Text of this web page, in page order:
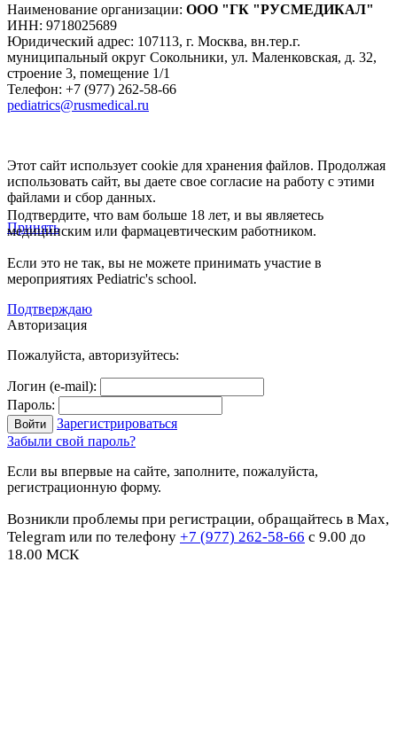
Наименование организации: ООО "ГК "РУСМЕДИКАЛ"
ИНН: 9718025689
Юридический адрес: 107113, г. Москва, вн.тер.г.
муниципальный округ Сокольники, ул. Маленковская, д. 32,
строение 3, помещение 1/1
Телефон: +7 (977) 262-58-66
pediatrics@rusmedical.ru
Этот сайт использует cookie для хранения файлов. Продолжая
использовать сайт, вы даете свое согласие на работу с этими
файлами и сбор данных.
Принять
Подтвердите, что вам больше 18 лет, и вы являетесь
медицинским или фармацевтическим работником.
Если это не так, вы не можете принимать участие в
мероприятиях Pediatric's school.
Подтверждаю
Авторизация
Пожалуйста, авторизуйтесь:
Логин (e-mail):
Пароль:
Зарегистрироваться
Забыли свой пароль?
Если вы впервые на сайте, заполните, пожалуйста,
регистрационную форму.
Возникли проблемы при регистрации, обращайтесь в Max,
Telegram или по телефону +7 (977) 262-58-66 с 9.00 до
18.00 МСК